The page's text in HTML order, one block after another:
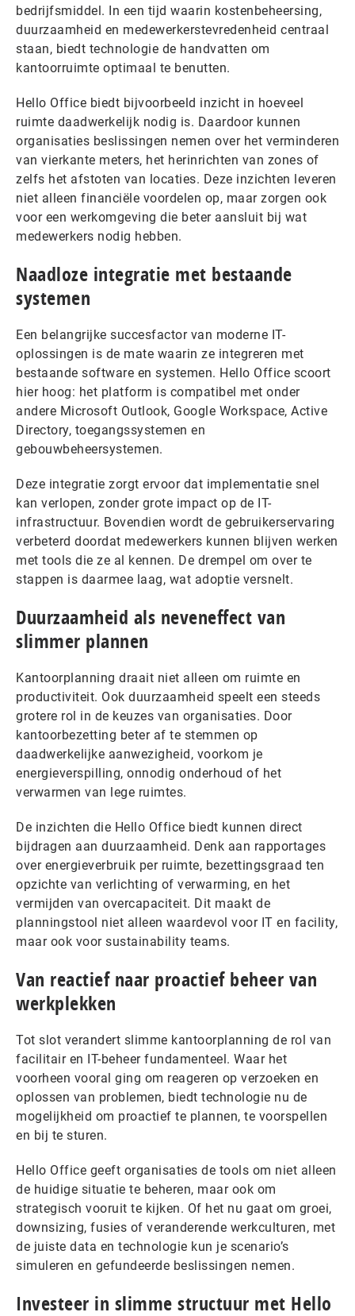
bedrijfsmiddel. In een tijd waarin kostenbeheersing,
duurzaamheid en medewerkerstevredenheid centraal
staan, biedt technologie de handvatten om
kantoorruimte optimaal te benutten.
Hello Office biedt bijvoorbeeld inzicht in hoeveel
ruimte daadwerkelijk nodig is. Daardoor kunnen
organisaties beslissingen nemen over het verminderen
van vierkante meters, het herinrichten van zones of
zelfs het afstoten van locaties. Deze inzichten leveren
niet alleen financiële voordelen op, maar zorgen ook
voor een werkomgeving die beter aansluit bij wat
medewerkers nodig hebben.
Naadloze integratie met bestaande
systemen
Een belangrijke succesfactor van moderne IT-
oplossingen is de mate waarin ze integreren met
bestaande software en systemen. Hello Office scoort
hier hoog: het platform is compatibel met onder
andere Microsoft Outlook, Google Workspace, Active
Directory, toegangssystemen en
gebouwbeheersystemen.
Deze integratie zorgt ervoor dat implementatie snel
kan verlopen, zonder grote impact op de IT-
infrastructuur. Bovendien wordt de gebruikerservaring
verbeterd doordat medewerkers kunnen blijven werken
met tools die ze al kennen. De drempel om over te
stappen is daarmee laag, wat adoptie versnelt.
Duurzaamheid als neveneffect van
slimmer plannen
Kantoorplanning draait niet alleen om ruimte en
productiviteit. Ook duurzaamheid speelt een steeds
grotere rol in de keuzes van organisaties. Door
kantoorbezetting beter af te stemmen op
daadwerkelijke aanwezigheid, voorkom je
energieverspilling, onnodig onderhoud of het
verwarmen van lege ruimtes.
De inzichten die Hello Office biedt kunnen direct
bijdragen aan duurzaamheid. Denk aan rapportages
over energieverbruik per ruimte, bezettingsgraad ten
opzichte van verlichting of verwarming, en het
vermijden van overcapaciteit. Dit maakt de
planningstool niet alleen waardevol voor IT en facility,
maar ook voor sustainability teams.
Van reactief naar proactief beheer van
werkplekken
Tot slot verandert slimme kantoorplanning de rol van
facilitair en IT-beheer fundamenteel. Waar het
voorheen vooral ging om reageren op verzoeken en
oplossen van problemen, biedt technologie nu de
mogelijkheid om proactief te plannen, te voorspellen
en bij te sturen.
Hello Office geeft organisaties de tools om niet alleen
de huidige situatie te beheren, maar ook om
strategisch vooruit te kijken. Of het nu gaat om groei,
downsizing, fusies of veranderende werkculturen, met
de juiste data en technologie kun je scenario’s
simuleren en gefundeerde beslissingen nemen.
Investeer in slimme structuur met Hello